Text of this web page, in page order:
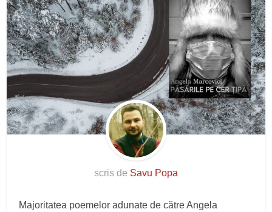
scris de Savu Popa
Majoritatea poemelor adunate de către Angela